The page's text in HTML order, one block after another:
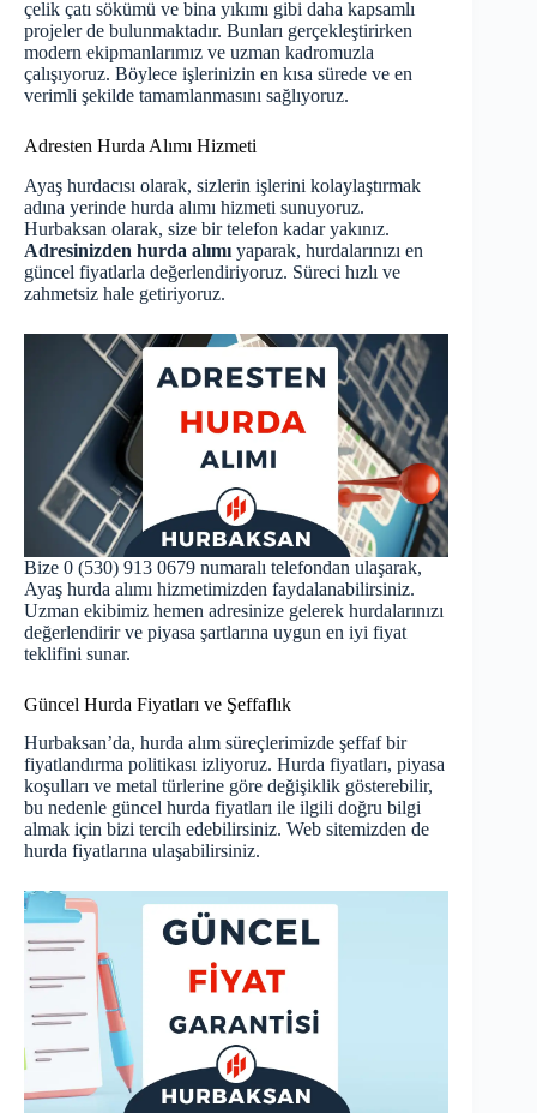
çelik çatı sökümü ve bina yıkımı gibi daha kapsamlı
projeler de bulunmaktadır. Bunları gerçekleştirirken
modern ekipmanlarımız ve uzman kadromuzla
çalışıyoruz. Böylece işlerinizin en kısa sürede ve en
verimli şekilde tamamlanmasını sağlıyoruz.
Adresten Hurda Alımı Hizmeti
Ayaş hurdacısı olarak, sizlerin işlerini kolaylaştırmak
adına yerinde hurda alımı hizmeti sunuyoruz.
Hurbaksan olarak, size bir telefon kadar yakınız.
Adresinizden hurda alımı yaparak, hurdalarınızı en
güncel fiyatlarla değerlendiriyoruz. Süreci hızlı ve
zahmetsiz hale getiriyoruz.
Bize 0 (530) 913 0679 numaralı telefondan ulaşarak,
Ayaş hurda alımı hizmetimizden faydalanabilirsiniz.
Uzman ekibimiz hemen adresinize gelerek hurdalarınızı
değerlendirir ve piyasa şartlarına uygun en iyi fiyat
teklifini sunar.
Güncel Hurda Fiyatları ve Şeffaflık
Hurbaksan’da, hurda alım süreçlerimizde şeffaf bir
fiyatlandırma politikası izliyoruz. Hurda fiyatları, piyasa
koşulları ve metal türlerine göre değişiklik gösterebilir,
bu nedenle güncel hurda fiyatları ile ilgili doğru bilgi
almak için bizi tercih edebilirsiniz. Web sitemizden de
hurda fiyatlarına ulaşabilirsiniz.